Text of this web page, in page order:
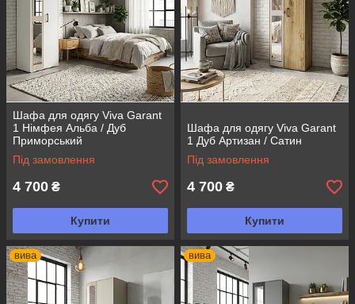
Шафа для одягу Viva Garant
1 Німфея Альба / Дуб
Приморський
Під замовлення
4 700 ₴
Купити
Шафа для одягу Viva Garant
1 Дуб Артизан / Сатин
Під замовлення
4 700 ₴
Купити
вива вива